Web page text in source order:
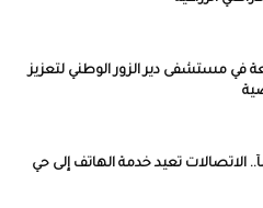
في مستشفى دير الزور الوطني لتعزيز
14 عاماً.. الاتصالات تعيد خدمة الهاتف إلى حي